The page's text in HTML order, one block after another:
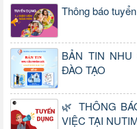
Thông báo
BẢN TIN
ĐÀO TẠO
🌿 THÔNG
VIỆC TẠI